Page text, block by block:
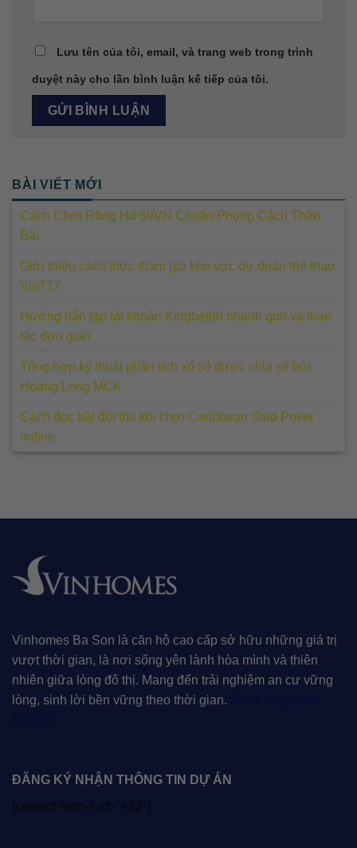
Lưu tên của tôi, email, và trang web trong trình
duyệt này cho lần bình luận kế tiếp của tôi.
BÀI VIẾT MỚI
Cách Chơi Rồng Hổ 69VN Chuẩn Phong Cách Thần
Bài
Giới thiệu cách thức tham gia khu vực dự đoán thể thao
Vin777
Hướng dẫn tạo tài khoản Kingbet86 nhanh gọn và thao
tác đơn giản
Tổng hợp kỹ thuật phân tích xổ số được chia sẻ bởi
Hoàng Long MCK
Cách đọc bài đối thủ khi chơi Caribbean Stud Poker
online
Vinhomes Ba Son là căn hộ cao cấp sở hữu những giá trị
vượt thời gian, là nơi sống yên lành hòa mình và thiên
nhiên giữa lòng đô thị. Mang đến trải nghiệm an cư vững
lòng, sinh lời bền vững theo thời gian.
ĐĂNG KÝ NHẬN THÔNG TIN DỰ ÁN
[contact-form-7 id="422"]